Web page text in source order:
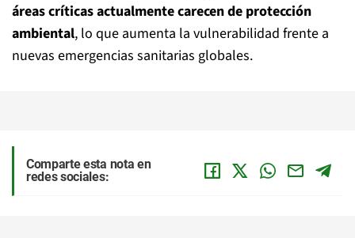
áreas críticas actualmente carecen de protección
ambiental, lo que aumenta la vulnerabilidad frente a
nuevas emergencias sanitarias globales.
Comparte esta nota en
redes sociales: